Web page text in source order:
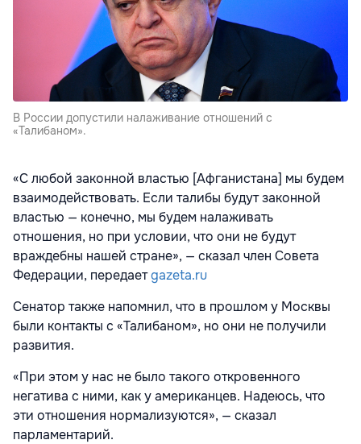
В России допустили налаживание отношений с
«Талибаном».
«С любой законной властью [Афганистана] мы будем
взаимодействовать. Если талибы будут законной
властью — конечно, мы будем налаживать
отношения, но при условии, что они не будут
враждебны нашей стране», — сказал член Совета
Федерации, передаетgazeta.ru
Сенатор также напомнил, что в прошлом у Москвы
были контакты с «Талибаном», но они не получили
развития.
«При этом у нас не было такого откровенного
негатива с ними, как у американцев. Надеюсь, что
эти отношения нормализуются», — сказал
парламентарий.